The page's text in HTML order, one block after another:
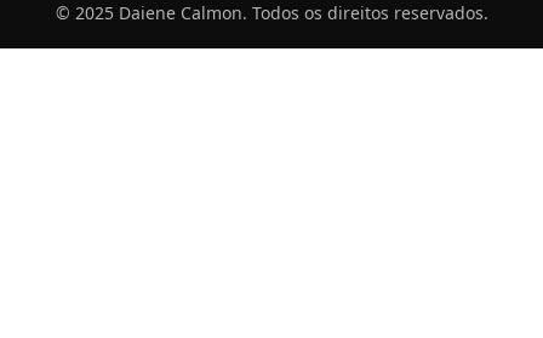
© 2025 Daiene Calmon. Todos os direitos reservados.